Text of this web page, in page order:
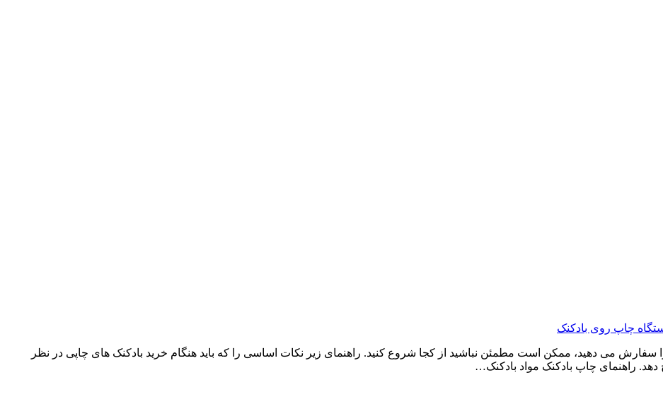
چاپ روی بادکنک
سفارش می دهید، ممکن است مطمئن نباشید از کجا شروع کنید. راهنمای زیر نکات اساسی را که باید هنگام خرید بادکنک های چاپی در نظر
دهد. راهنمای چاپ بادکنک مواد بادکنک…